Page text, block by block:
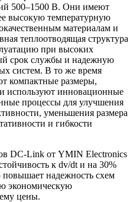
500–1500 В. Они имеют
высокую температурную
материалам и
теплоотводящая структура
при высоких
срок службы и надежную
систем. В то же время
компактные размеры,
используют инновационные
процессы для улучшения
уменьшения размера
и гибкости
DC-Link от YMIN Electronics
к dv/dt и на 30%
надежность схем
экономическую
цены.